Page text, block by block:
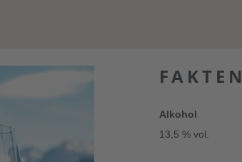
FAKTEN
Alkohol
13,5 % vol.